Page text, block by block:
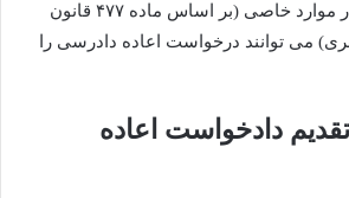
قوه قضاییه هم در موارد خاصی (بر اساس ماده ۴۷۷ قانون
می توانند درخواست اعاده دادرسی را
دادخواست اعاده